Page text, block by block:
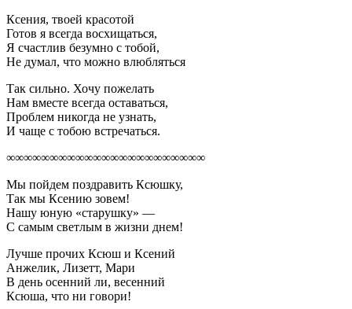
Ксения, твоей красотой
Готов я всегда восхищаться,
Я счастлив безумно с тобой,
Не думал, что можно влюбляться
Так сильно. Хочу пожелать
Нам вместе всегда оставаться,
Проблем никогда не узнать,
И чаще с тобою встречаться.
∞∞∞∞∞∞∞∞∞∞∞∞∞∞∞∞∞∞∞∞∞∞∞
Мы пойдем поздравить Ксюшку,
Так мы Ксению зовем!
Нашу юную «старушку» —
С самым светлым в жизни днем!
Лучше прочих Ксюш и Ксений
Анжелик, Лизетт, Мари
В день осенний ли, весенний
Ксюша, что ни говори!